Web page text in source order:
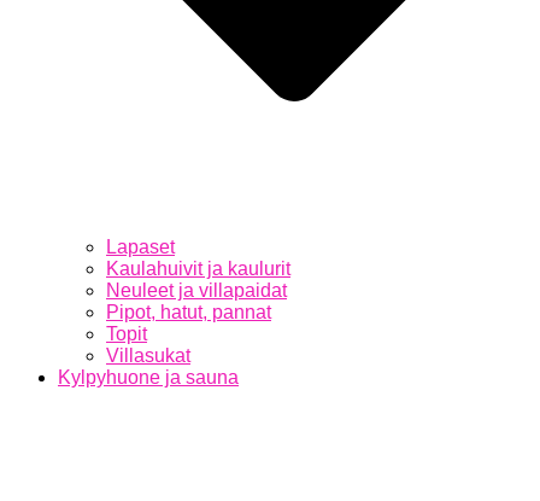
Lapaset
Kaulahuivit ja kaulurit
Neuleet ja villapaidat
Pipot, hatut, pannat
Topit
Villasukat
Kylpyhuone ja sauna